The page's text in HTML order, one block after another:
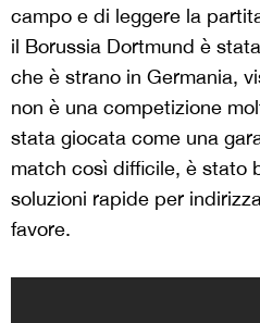
campo e di leggere la
il Borussia Dortmund è
che è strano in Germania,
non è una competizione
stata giocata come una
match così difficile, è stato
soluzioni rapide per
favore.